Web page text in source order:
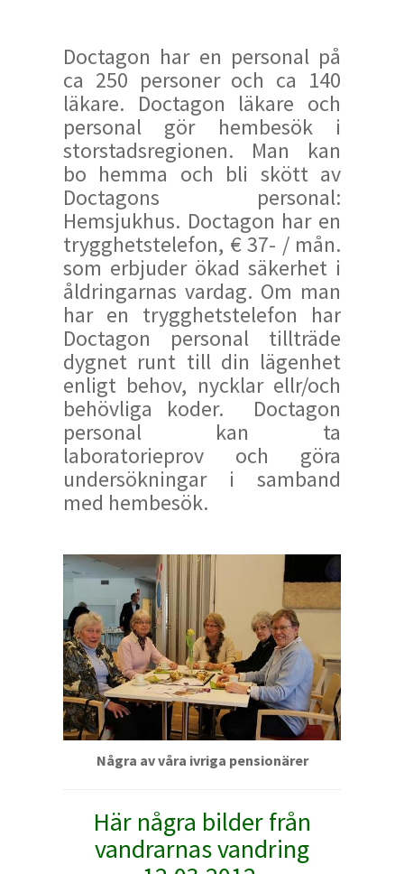
Doctagon har en personal på
ca 250 personer och ca 140
läkare. Doctagon läkare och
personal gör hembesök i
storstadsregionen. Man kan
bo hemma och bli skött av
Doctagons personal:
Hemsjukhus. Doctagon har en
trygghetstelefon, € 37- / mån.
som erbjuder ökad säkerhet i
åldringarnas vardag. Om man
har en trygghetstelefon har
Doctagon personal tillträde
dygnet runt till din lägenhet
enligt behov, nycklar ellr/och
behövliga koder. Doctagon
personal kan ta
laboratorieprov och göra
undersökningar i samband
med hembesök.
Några av våra ivriga pensionärer
Här några bilder från
vandrarnas vandring